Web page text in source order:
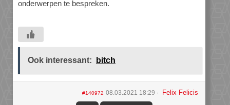
onderwerpen te bespreken.
Ook interessant: bitch
#140972 08.03.2021 18:29 Felix Felicis